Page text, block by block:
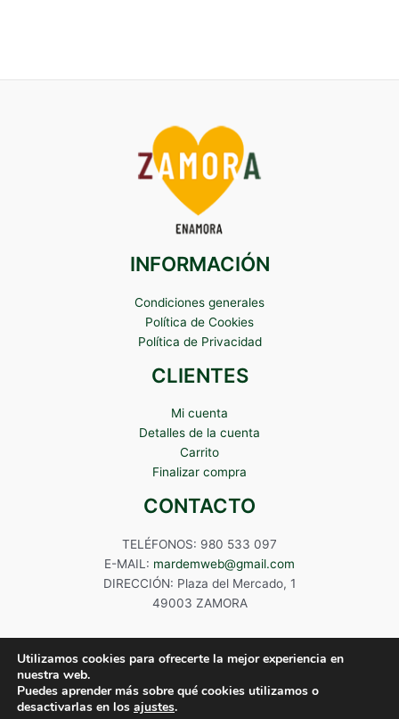
INFORMACIÓN
Condiciones generales
Política de Cookies
Política de Privacidad
CLIENTES
Mi cuenta
Detalles de la cuenta
Carrito
Finalizar compra
CONTACTO
TELÉFONOS: 980 533 097
E-MAIL: mardemweb@gmail.com
DIRECCIÓN: Plaza del Mercado, 1
49003 ZAMORA
Copyright © 2024 Mardem
Utilizamos cookies para ofrecerte la mejor experiencia en
nuestra web.
Puedes aprender más sobre qué cookies utilizamos o
desactivarlas en los ajustes.